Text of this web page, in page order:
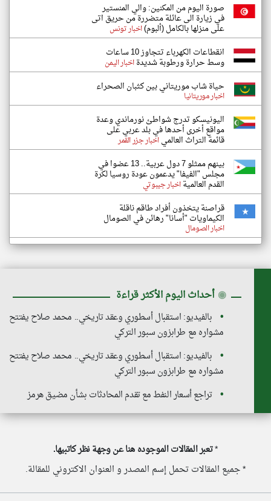
صورة اليوم من المكنين: والي المنستير
في زيارة الى عائلة متضررة من حريق اتى
على منزلها بالكامل (ألبوم)اخبار تونس
انقطاعات الكهرباء تتجاوز 10 ساعات
وسط حرارة ورطوبة شديدةاخبار اليمن
حياة شاب موريتاني بين كثبان الصحراء
اخبار موريتانيا
اليونيسكو تدرج شواطئ نورماندي وعدة
مواقع أخرى أحدها في بلد عربي على
قائمة التراث العالمياخبار جزر القمر
بينهم ممثلو 7 دول عربية.. 13 عضوا في
مجلس "الفيفا" يدعمون عودة روسيا لكرة
القدم العالميةاخبار جيبوتي
قراصنة يتخذون أفراد طاقم ناقلة
الكيماويات "أسانا" رهائن في الصومال
اخبار الصومال
◉ أحداث اليوم الأكثر قراءة
بالفيديو: استقبال أسطوري وعقد تاريخي.. محمد صلاح يفتتح
مشواره مع طرابزون سبور التركي
بالفيديو: استقبال أسطوري وعقد تاريخي.. محمد صلاح يفتتح
مشواره مع طرابزون سبور التركي
تراجع أسعار النفط مع تقدم المحادثات بشأن مضيق هرمز
*تعبر المقالات الموجوده هنا عن وجهة نظر كاتبيها.
* جميع المقالات تحمل إسم المصدر و العنوان الاكتروني للمقالة.